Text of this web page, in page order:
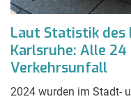
Laut Statistik des
Karlsruhe: Alle
Verkehrsunfall
2024 wurden im Stadt-